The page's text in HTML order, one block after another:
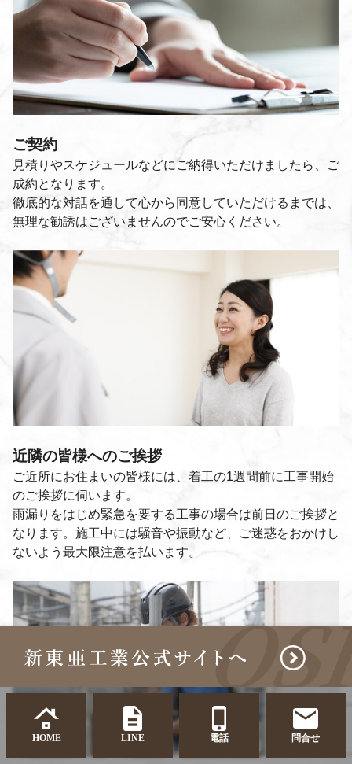
ご契約
見積りやスケジュールなどにご納得いただけましたら、ご
成約となります。
徹底的な対話を通して心から同意していただけるまでは、
無理な勧誘はございませんのでご安心ください。
近隣の皆様へのご挨拶
ご近所にお住まいの皆様には、着工の1週間前に工事開始
のご挨拶に伺います。
雨漏りをはじめ緊急を要する工事の場合は前日のご挨拶と
なります。施工中には騒音や振動など、ご迷惑をおかけし
ないよう最大限注意を払います。
HOME LINE 電話 問合せ